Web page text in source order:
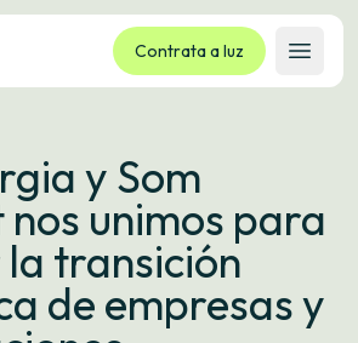
Contrata a luz
Abrir
y Som
unimos para
transición
de empresas y